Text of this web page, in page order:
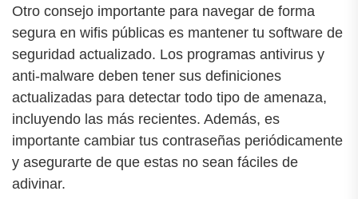
Otro consejo importante para navegar de forma
segura en wifis públicas es mantener tu software de
seguridad actualizado. Los programas antivirus y
anti-malware deben tener sus definiciones
actualizadas para detectar todo tipo de amenaza,
incluyendo las más recientes. Además, es
importante cambiar tus contraseñas periódicamente
y asegurarte de que estas no sean fáciles de
adivinar.